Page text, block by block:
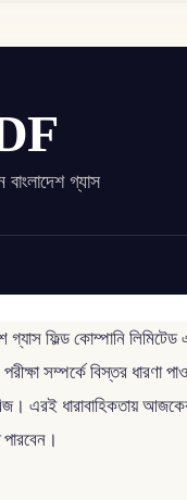
গ্যাস
ফিল্ড কোম্পানি লিমিটেড
সম্পর্কে বিস্তর ধারণা
এরই ধারাবাহিকতায়